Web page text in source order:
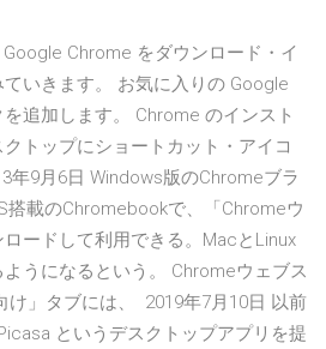
Chrome をダウンロード・イ
いきます。 お気に入りの Google
追加します。 Chrome のインスト
トップにショートカット・アイコ
年9月6日 Windows版のChromeブラ
搭載のChromebookで、「Chromeウ
ードして利用できる。MacとLinux
うになるという。 Chromeウェブス
け」タブには、 2019年7月10日 以前
というデスクトップアプリを提